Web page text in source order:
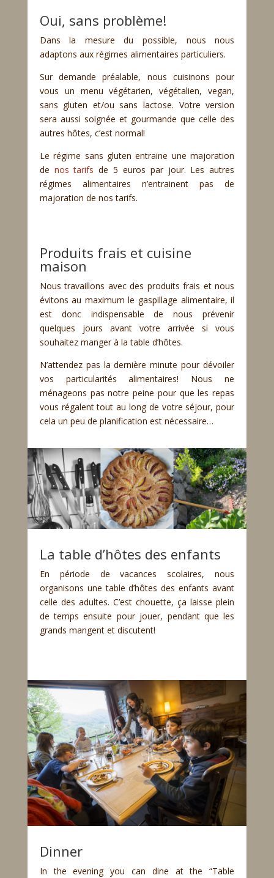
Oui, sans problème!
Dans la mesure du possible, nous nous
adaptons aux régimes alimentaires particuliers.
Sur demande préalable, nous cuisinons pour
vous un menu végétarien, végétalien, vegan,
sans gluten et/ou sans lactose. Votre version
sera aussi soignée et gourmande que celle des
autres hôtes, c’est normal!
Le régime sans gluten entraine une majoration
de nos tarifs de 5 euros par jour. Les autres
régimes alimentaires n’entrainent pas de
majoration de nos tarifs.
Produits frais et cuisine
maison
Nous travaillons avec des produits frais et nous
évitons au maximum le gaspillage alimentaire, il
est donc indispensable de nous prévenir
quelques jours avant votre arrivée si vous
souhaitez manger à la table d’hôtes.
N’attendez pas la dernière minute pour dévoiler
vos particularités alimentaires! Nous ne
ménageons pas notre peine pour que les repas
vous régalent tout au long de votre séjour, pour
cela un peu de planification est nécessaire…
La table d’hôtes des enfants
En période de vacances scolaires, nous
organisons une table d’hôtes des enfants avant
celle des adultes. C’est chouette, ça laisse plein
de temps ensuite pour jouer, pendant que les
grands mangent et discutent!
Dinner
In the evening you can dine at the “Table